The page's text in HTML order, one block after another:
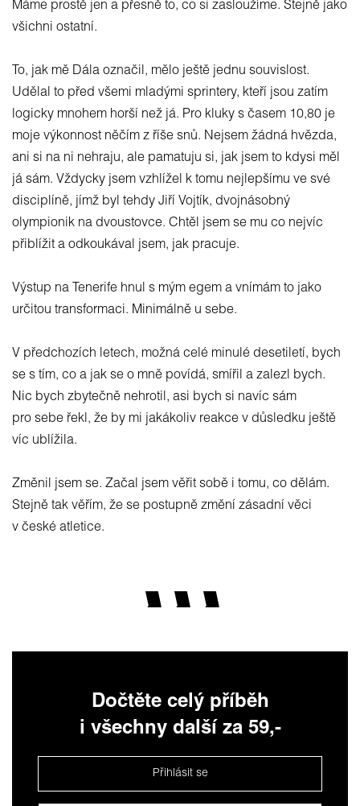
Máme prostě jen a přesně to, co si zasloužíme. Stejně jako
všichni ostatní.
To, jak mě Dála označil, mělo ještě jednu souvislost.
Udělal to před všemi mladými sprintery, kteří jsou zatím
logicky mnohem horší než já. Pro kluky s časem 10,80 je
moje výkonnost něčím z říše snů. Nejsem žádná hvězda,
ani si na ni nehraju, ale pamatuju si, jak jsem to kdysi měl
já sám. Vždycky jsem vzhlížel k tomu nejlepšímu ve své
disciplíně, jímž byl tehdy Jiří Vojtík, dvojnásobný
olympionik na dvoustovce. Chtěl jsem se mu co nejvíc
přiblížit a odkoukával jsem, jak pracuje.
Výstup na Tenerife hnul s mým egem a vnímám to jako
určitou transformaci. Minimálně u sebe.
V předchozích letech, možná celé minulé desetiletí, bych
se s tím, co a jak se o mně povídá, smířil a zalezl bych.
Nic bych zbytečně nehrotil, asi bych si navíc sám
pro sebe řekl, že by mi jakákoliv reakce v důsledku ještě
víc ublížila.
Změnil jsem se. Začal jsem věřit sobě i tomu, co dělám.
Stejně tak věřím, že se postupně změní zásadní věci
v české atletice.
Dočtěte celý příběh
i všechny další za 59,-
Přihlásit se